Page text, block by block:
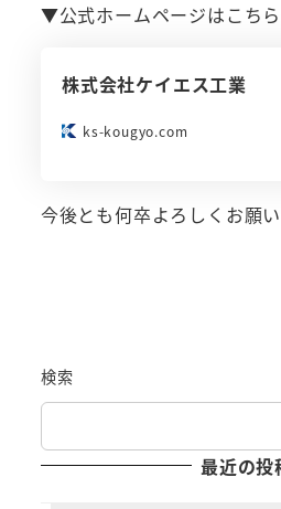
▼公式ホームページはこちら
株式会社ケイエス工業
ks-kougyo.com
今後とも何卒よろしくお願い
検索
最近の投